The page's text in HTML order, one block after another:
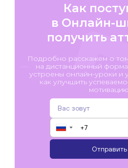
Как
в Онлайн-
получить
Подробно расскажем о
на дистанционный
устроены онлайн-уроки и
как улучшить
▼
Отправить